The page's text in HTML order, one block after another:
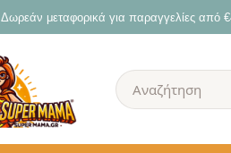
Δωρεάν μεταφορικά για παραγγελίες από
Αναζήτηση
για: